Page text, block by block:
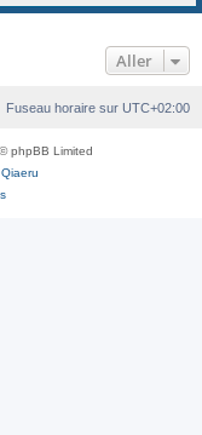
Aller
Fuseau horaire sur UTC+02:00
phpBB Limited
Qiaeru